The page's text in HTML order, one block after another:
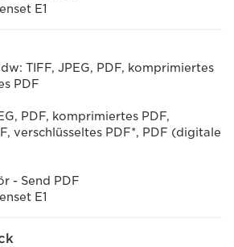
E1
TIFF, JPEG, PDF, komprimiertes
PDF
PDF, komprimiertes PDF,
verschlüsseltes PDF*, PDF (digitale
- Send PDF
E1